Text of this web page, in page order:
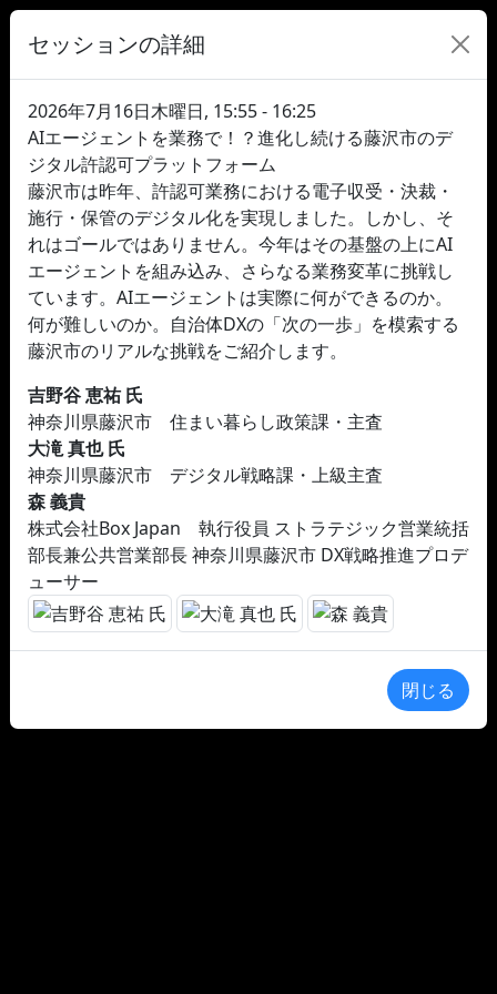
セッションの詳細
2026年7月16日木曜日, 15:55 - 16:25
AIエージェントを業務で！？進化し続ける藤沢市のデ
ジタル許認可プラットフォーム
藤沢市は昨年、許認可業務における電子収受・決裁・
施行・保管のデジタル化を実現しました。しかし、そ
れはゴールではありません。今年はその基盤の上にAI
エージェントを組み込み、さらなる業務変革に挑戦し
ています。AIエージェントは実際に何ができるのか。
何が難しいのか。自治体DXの「次の一歩」を模索する
藤沢市のリアルな挑戦をご紹介します。
吉野谷 恵祐 氏
神奈川県藤沢市 住まい暮らし政策課・主査
大滝 真也 氏
神奈川県藤沢市 デジタル戦略課・上級主査
森 義貴
株式会社Box Japan 執行役員 ストラテジック営業統括
部長兼公共営業部長 神奈川県藤沢市 DX戦略推進プロデ
ューサー
閉じる